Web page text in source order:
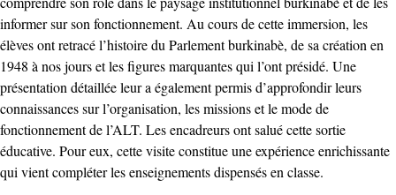
informer sur son fonctionnement. Au cours de cette immersion, les
élèves ont retracé l’histoire du Parlement burkinabè, de sa création en
1948 à nos jours et les figures marquantes qui l’ont présidé. Une
présentation détaillée leur a également permis d’approfondir leurs
connaissances sur l’organisation, les missions et le mode de
fonctionnement de l’ALT. Les encadreurs ont salué cette sortie
éducative. Pour eux, cette visite constitue une expérience enrichissante
qui vient compléter les enseignements dispensés en classe.